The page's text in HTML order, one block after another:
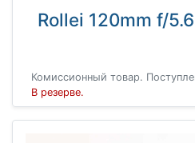
Rollei 120mm f/
Комиссионный товар.
В резерве.